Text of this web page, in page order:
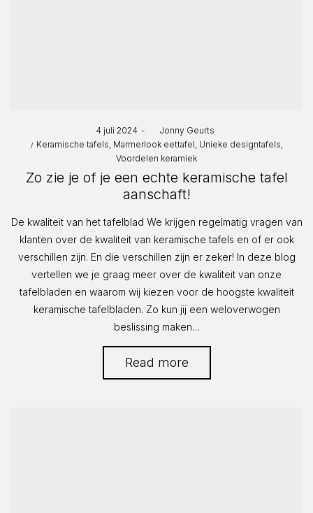
Posted
on
4 juli 2024
Jonny Geurts
Posted
Keramische tafels Marmerlook eettafel Unieke designtafels
Voordelen keramiek
Zo zie je of je een echte keramische tafel
aanschaft!
De kwaliteit van het tafelblad We krijgen regelmatig vragen van
klanten over de kwaliteit van keramische tafels en of er ook
verschillen zijn. En die verschillen zijn er zeker! In deze blog
vertellen we je graag meer over de kwaliteit van onze
tafelbladen en waarom wij kiezen voor de hoogste kwaliteit
keramische tafelbladen. Zo kun jij een weloverwogen
beslissing maken…
Read more